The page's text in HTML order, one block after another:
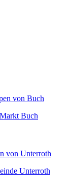
Buch
Unterroth